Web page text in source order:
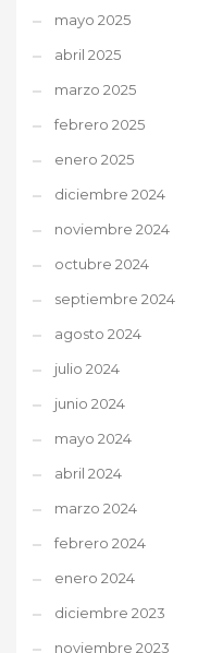
mayo 2025
abril 2025
marzo 2025
febrero 2025
enero 2025
diciembre 2024
noviembre 2024
octubre 2024
septiembre 2024
agosto 2024
julio 2024
junio 2024
mayo 2024
abril 2024
marzo 2024
febrero 2024
enero 2024
diciembre 2023
noviembre 2023